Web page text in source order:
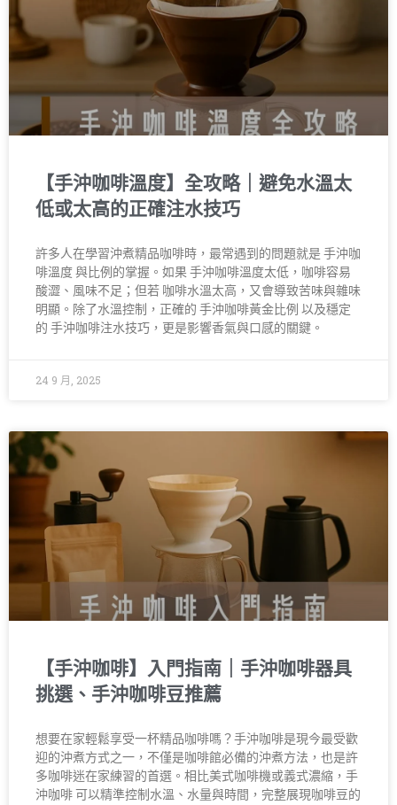
【手沖咖啡溫度】全攻略｜避免水溫太
低或太高的正確注水技巧
許多人在學習沖煮精品咖啡時，最常遇到的問題就是 手沖咖
啡溫度 與比例的掌握。如果 手沖咖啡溫度太低，咖啡容易
酸澀、風味不足；但若 咖啡水溫太高，又會導致苦味與雜味
明顯。除了水溫控制，正確的 手沖咖啡黃金比例 以及穩定
的 手沖咖啡注水技巧，更是影響香氣與口感的關鍵。
24 9 月, 2025
【手沖咖啡】入門指南｜手沖咖啡器具
挑選、手沖咖啡豆推薦
想要在家輕鬆享受一杯精品咖啡嗎？手沖咖啡是現今最受歡
迎的沖煮方式之一，不僅是咖啡館必備的沖煮方法，也是許
多咖啡迷在家練習的首選。相比美式咖啡機或義式濃縮，手
沖咖啡 可以精準控制水溫、水量與時間，完整展現咖啡豆的